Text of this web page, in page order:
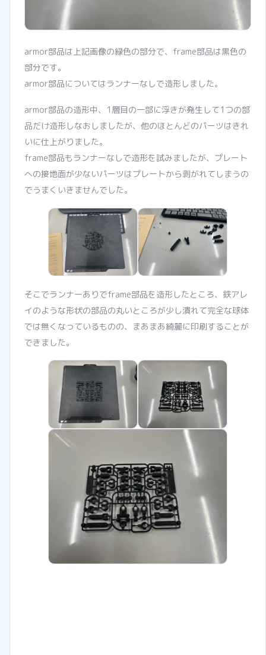
armor部品は上記画像の緑色の部分で、frame部品は黒色の
部分です。
armor部品についてはランナーなしで造形しました。
armor部品の造形中、1層目の一部に浮きが発生して1つの部
品だけ造形しなおしましたが、他のほとんどのパーツはきれ
いに仕上がりました。
frame部品もランナーなしで造形を試みましたが、プレート
への接地面が少ないパーツはプレートから剥がれてしまうの
でうまくいきませんでした。
そこでランナーありでframe部品を造形したところ、鉄アレ
イのような形状の部品の丸いところが少し潰れて完全な球体
では無くなっているものの、まあまあ綺麗に印刷することが
できました。